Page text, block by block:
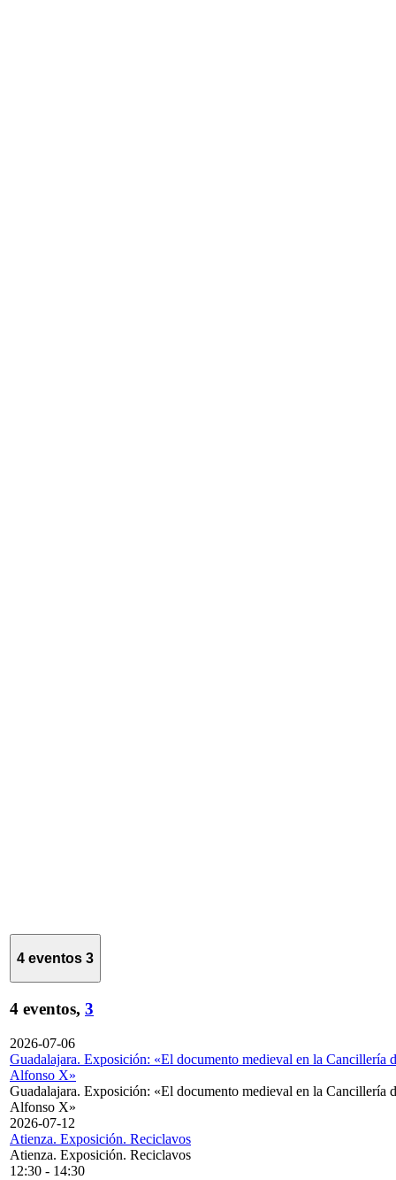
4 eventos 3
4 eventos, 3
2026-07-06
Guadalajara. Exposición: «El documento medieval en la Cancillería
Alfonso X»
Guadalajara. Exposición: «El documento medieval en la Cancillería
Alfonso X»
2026-07-12
Atienza. Exposición. Reciclavos
Atienza. Exposición. Reciclavos
12:30 - 14:30